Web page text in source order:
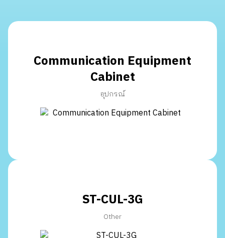
Communication Equipment
Cabinet
อุปกรณ์
ST-CUL-3G
Other